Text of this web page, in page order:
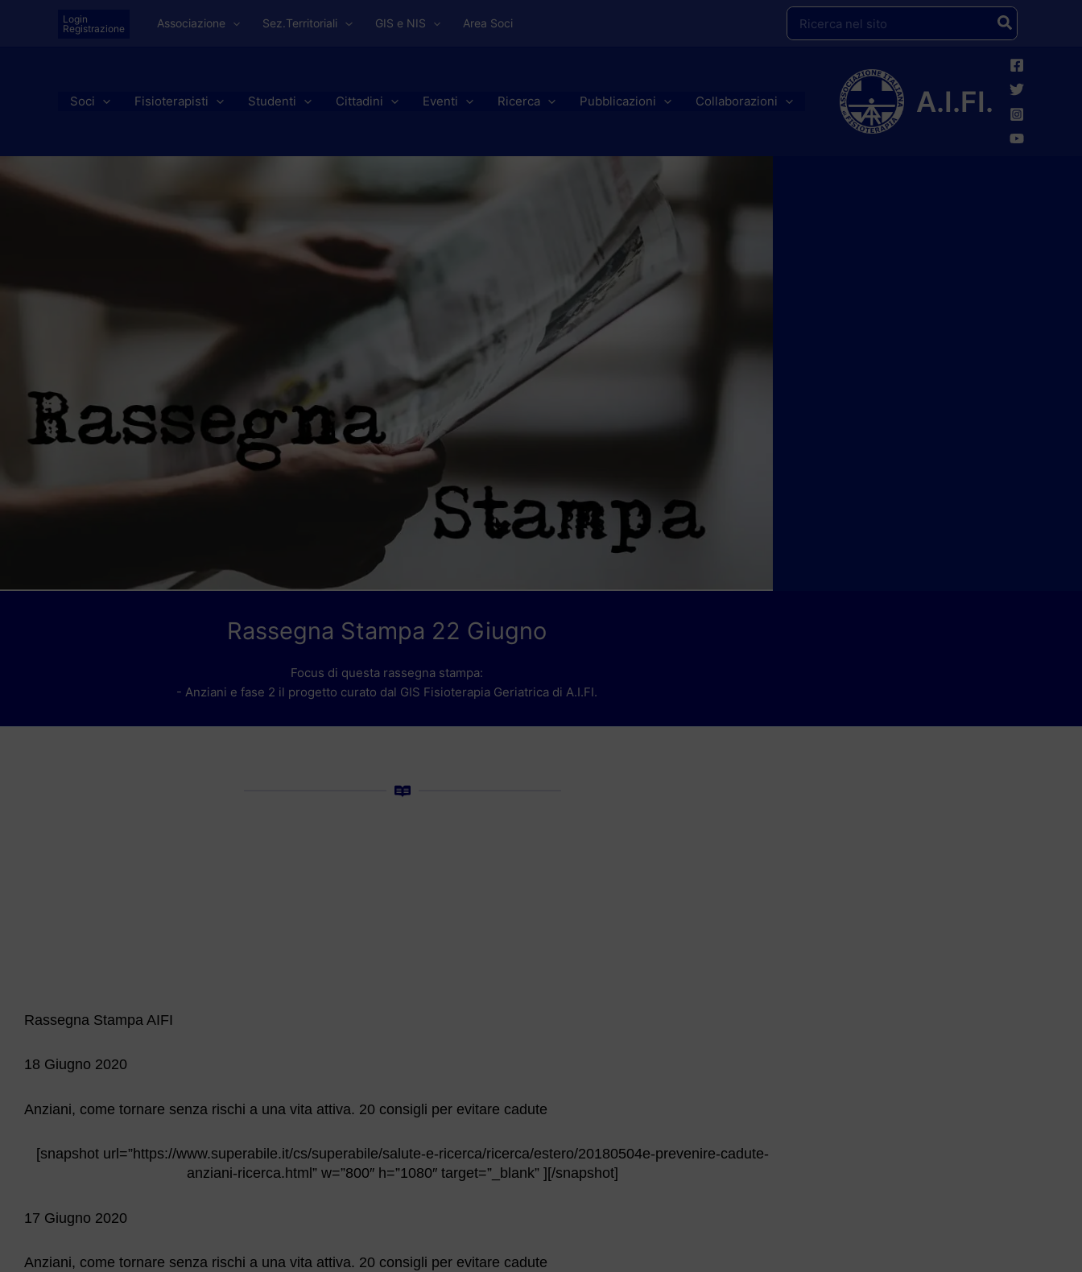
Login
Registrazione
Associazione Sez.Territoriali GIS e NIS Area Soci
Ricerca
per:
Soci Fisioterapisti Studenti Cittadini Eventi Ricerca Pubblicazioni Collaborazioni A.I.FI.
Rassegna Stampa 22 Giugno
Focus di questa rassegna stampa:
- Anziani e fase 2 il progetto curato dal GIS Fisioterapia Geriatrica di A.I.FI.
Rassegna Stampa AIFI
18 Giugno 2020
Anziani, come tornare senza rischi a una vita attiva. 20 consigli per evitare cadute
[snapshot url=”https://www.superabile.it/cs/superabile/salute-e-ricerca/ricerca/estero/20180504e-prevenire-cadute-
anziani-ricerca.html” w=”800″ h=”1080″ target=”_blank” ][/snapshot]
17 Giugno 2020
Anziani, come tornare senza rischi a una vita attiva. 20 consigli per evitare cadute